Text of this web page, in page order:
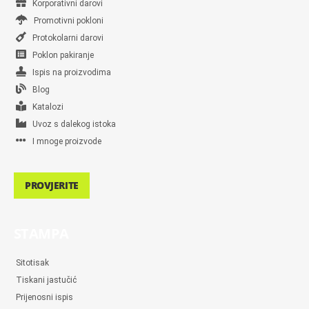
Korporativni darovi
Promotivni pokloni
Protokolarni darovi
Poklon pakiranje
Ispis na proizvodima
Blog
Katalozi
Uvoz s dalekog istoka
I mnoge proizvode
PROVJERITE
Sitotisak
Tiskani jastučić
Prijenosni ispis